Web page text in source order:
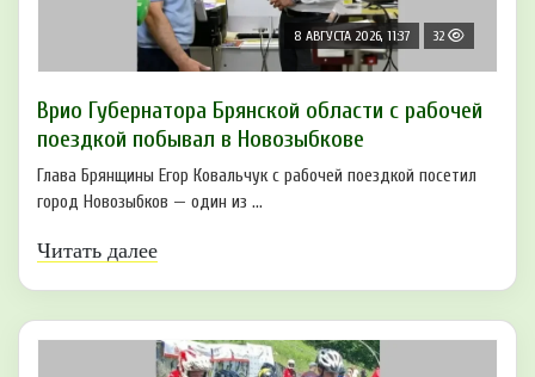
8 АВГУСТА 2026, 11:37 32
Врио Губернатора Брянской области с рабочей
поездкой побывал в Новозыбкове
Глава Брянщины Егор Ковальчук с рабочей поездкой посетил
город Новозыбков — один из ...
Читать далее